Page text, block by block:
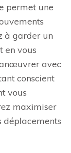
permet une
à garder un
en vous
avec
conscient
vous
maximiser
déplacements